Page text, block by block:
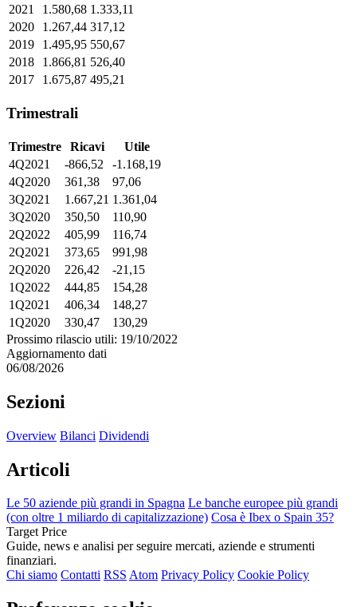
2021
1.580,68 1.333,11
2020
1.267,44 317,12
2019
1.495,95 550,67
2018
1.866,81 526,40
2017
1.675,87 495,21
Trimestrali
Trimestre Ricavi
Utile
4Q2021
-866,52
-1.168,19
4Q2020
361,38
97,06
3Q2021
1.667,21 1.361,04
3Q2020
350,50
110,90
2Q2022
405,99
116,74
2Q2021
373,65
991,98
2Q2020
226,42
-21,15
1Q2022
444,85
154,28
1Q2021
406,34
148,27
1Q2020
330,47
130,29
Prossimo rilascio utili: 19/10/2022
Aggiornamento dati
06/08/2026
Sezioni
Overview Bilanci Dividendi
Articoli
Le 50 aziende più grandi in Spagna Le banche europee più grandi
(con oltre 1 miliardo di capitalizzazione) Cosa è Ibex o Spain 35?
Target Price
Guide, news e analisi per seguire mercati, aziende e strumenti
finanziari.
Chi siamo Contatti RSS Atom Privacy Policy Cookie Policy